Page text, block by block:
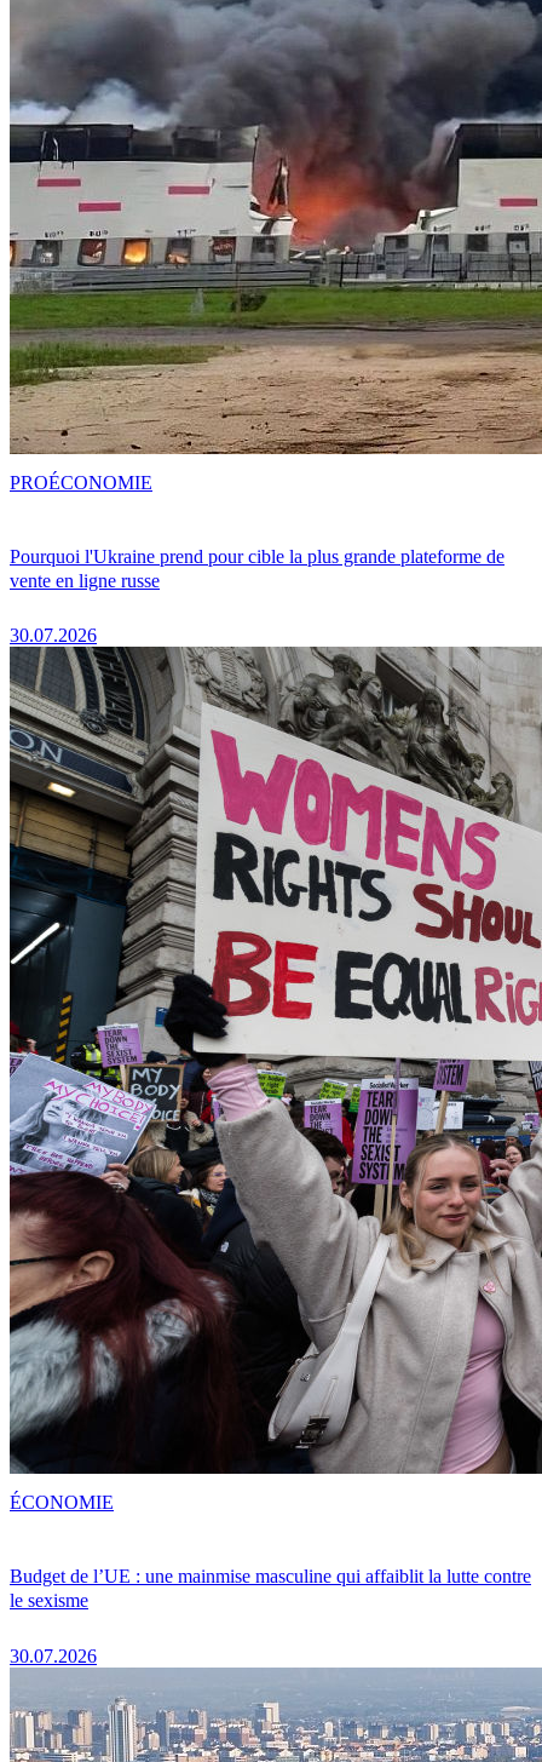
Pourquoi l'Ukraine prend pour cible la plus grande plateforme de
vente en ligne russe
30.07.2026
PROÉCONOMIE
Budget de l’UE : une mainmise masculine qui affaiblit la lutte contre
le sexisme
30.07.2026
ÉCONOMIE